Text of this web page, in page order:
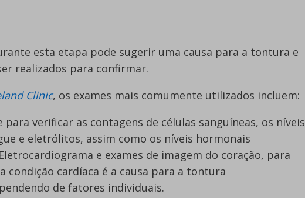
esta etapa pode sugerir uma causa para a tontura e
realizados para confirmar.
Clinic, os exames mais comumente utilizados incluem:
para verificar as contagens de células sanguíneas, os níveis
e eletrólitos, assim como os níveis hormonais
e exames de imagem do coração, para
condição cardíaca é a causa para a tontura
de fatores individuais.